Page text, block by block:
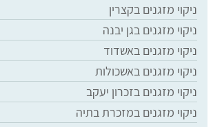
ניקוי מזגנים בקצרין
ניקוי מזגנים בגן יבנה
ניקוי מזגנים באשדוד
ניקוי מזגנים באשכולות
ניקוי מזגנים בזכרון יעקב
ניקוי מזגנים במזכרת בתיה